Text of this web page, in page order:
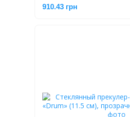
910.43 грн